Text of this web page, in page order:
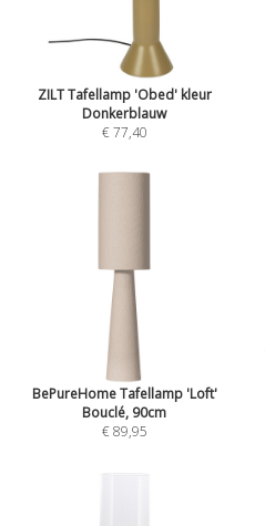
ZILT Tafellamp 'Obed' kleur
Donkerblauw
€ 77,40
BePureHome Tafellamp 'Loft'
Bouclé, 90cm
€ 89,95